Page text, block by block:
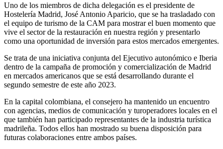
Uno de los miembros de dicha delegación es el presidente de
Hostelería Madrid, José Antonio Aparicio, que se ha trasladado con
el equipo de turismo de la CAM para mostrar el buen momento que
vive el sector de la restauración en nuestra región y presentarlo
como una oportunidad de inversión para estos mercados emergentes.
Se trata de una iniciativa conjunta del Ejecutivo autonómico e Iberia
dentro de la campaña de promoción y comercialización de Madrid
en mercados americanos que se está desarrollando durante el
segundo semestre de este año 2023.
En la capital colombiana, el consejero ha mantenido un encuentro
con agencias, medios de comunicación y turoperadores locales en el
que también han participado representantes de la industria turística
madrileña. Todos ellos han mostrado su buena disposición para
futuras colaboraciones entre ambos países.